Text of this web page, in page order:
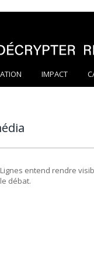
IMPACT
entend rendre
débat.